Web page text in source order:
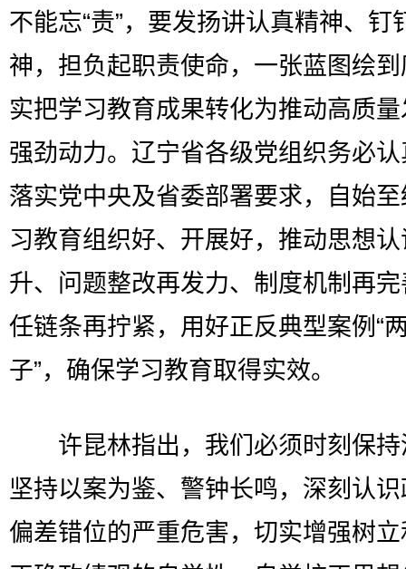
不能忘“责”，要发扬讲认真精神、钉
神，担负起职责使命，一张蓝图绘
实把学习教育成果转化为推动高质
强劲动力。辽宁省各级党组织务必
落实党中央及省委部署要求，自始
习教育组织好、开展好，推动思想
升、问题整改再发力、制度机制再
任链条再拧紧，用好正反典型案例“
子”，确保学习教育取得实效。
许昆林指出，我们必须时刻保持
坚持以案为鉴、警钟长鸣，深刻认
偏差错位的严重危害，切实增强树